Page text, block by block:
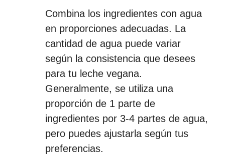
Combina los ingredientes con agua
en proporciones adecuadas. La
cantidad de agua puede variar
según la consistencia que desees
para tu leche vegana.
Generalmente, se utiliza una
proporción de 1 parte de
ingredientes por 3-4 partes de agua,
pero puedes ajustarla según tus
preferencias.